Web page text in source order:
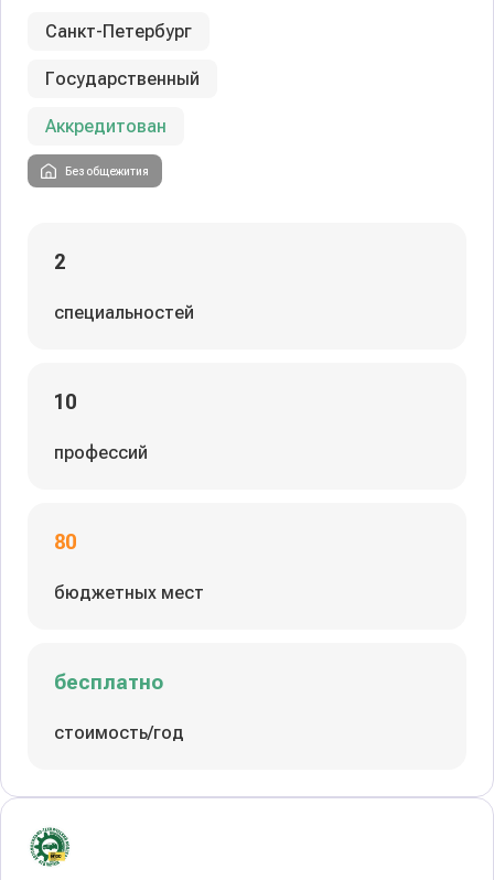
Санкт-Петербург
Государственный
Аккредитован
Без общежития
2
специальностей
10
профессий
80
бюджетных мест
бесплатно
стоимость/год